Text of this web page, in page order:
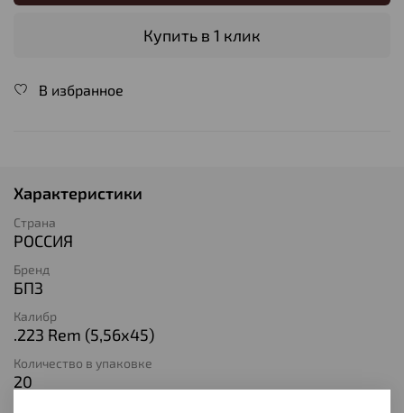
Купить в 1 клик
В избранное
Характеристики
Страна
РОССИЯ
Бренд
БПЗ
Калибр
.223 Rem (5,56х45)
Количество в упаковке
20